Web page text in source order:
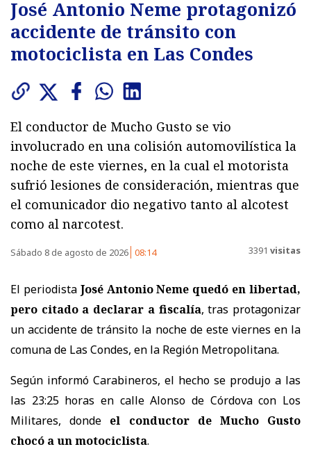
José Antonio Neme protagonizó
accidente de tránsito con
motociclista en Las Condes
El conductor de Mucho Gusto se vio
involucrado en una colisión automovilística la
noche de este viernes, en la cual el motorista
sufrió lesiones de consideración, mientras que
el comunicador dio negativo tanto al alcotest
como al narcotest.
Sábado 8 de agosto de 2026 08:14 3391 visitas
El periodista José Antonio Neme quedó en libertad,
pero citado a declarar a fiscalía, tras protagonizar
un accidente de tránsito la noche de este viernes en la
comuna de Las Condes, en la Región Metropolitana.
Según informó Carabineros, el hecho se produjo a las
las 23:25 horas en calle Alonso de Córdova con Los
Militares, donde el conductor de Mucho Gusto
chocó a un motociclista.